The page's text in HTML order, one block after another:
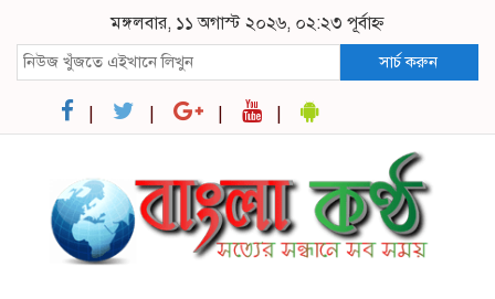
মঙ্গলবার, ১১ অগাস্ট ২০২৬, ০২:২৩ পূর্বাহ্ন
সার্চ করুন